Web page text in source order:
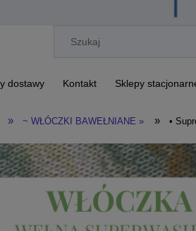
dostawy Kontakt Sklepy
» ~ WŁÓCZKI BAWEŁNIANE » » •